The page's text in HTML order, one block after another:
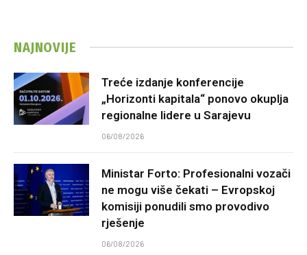
NAJNOVIJE
Treće izdanje konferencije
„Horizonti kapitala“ ponovo okuplja
regionalne lidere u Sarajevu
06/08/2026
Ministar Forto: Profesionalni vozači
ne mogu više čekati – Evropskoj
komisiji ponudili smo provodivo
rješenje
06/08/2026